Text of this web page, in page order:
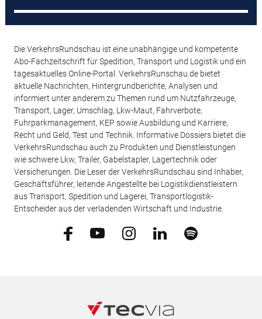
Die VerkehrsRundschau ist eine unabhängige und kompetente
Abo-Fachzeitschrift für Spedition, Transport und Logistik und ein
tagesaktuelles Online-Portal. VerkehrsRunschau.de bietet
aktuelle Nachrichten, Hintergrundberichte, Analysen und
informiert unter anderem zu Themen rund um Nutzfahrzeuge,
Transport, Lager, Umschlag, Lkw-Maut, Fahrverbote,
Fuhrparkmanagement, KEP sowie Ausbildung und Karriere,
Recht und Geld, Test und Technik. Informative Dossiers bietet die
VerkehrsRundschau auch zu Produkten und Dienstleistungen
wie schwere Lkw, Trailer, Gabelstapler, Lagertechnik oder
Versicherungen. Die Leser der VerkehrsRundschau sind Inhaber,
Geschäftsführer, leitende Angestellte bei Logistikdienstleistern
aus Transport, Spedition und Lagerei, Transportlogistik-
Entscheider aus der verladenden Wirtschaft und Industrie.